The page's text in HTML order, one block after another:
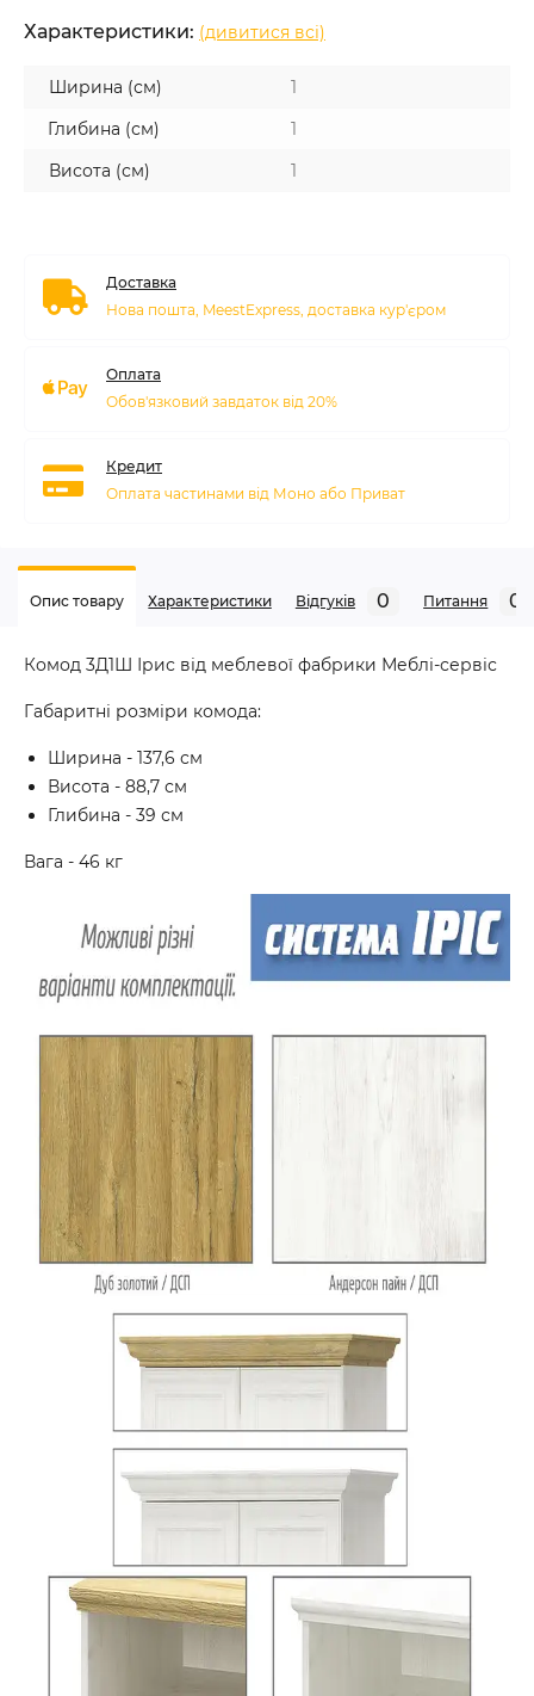
Характеристики: (дивитися всі)
Ширина (см)
1
Глибина (см)
1
Висота (см)
1
Доставка
Нова пошта, MeestExpress, доставка кур'єром
Оплата
Обов'язковий завдаток від 20%
Кредит
Оплата частинами від Моно або Приват
Опис товару Характеристики Відгуків 0 Питання 0
Комод 3Д1Ш Ірис від меблевої фабрики Меблі-сервіс
Габаритні розміри комода:
Ширина - 137,6 см
Висота - 88,7 см
Глибина - 39 см
Вага - 46 кг